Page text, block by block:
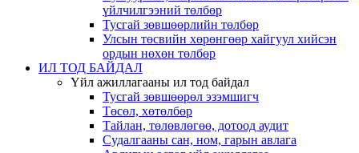
үйлчилгээний төлбөр
Тусгай зөвшөөрлийн төлбөр
Улсын төсвийн хөрөнгөөр хайгуул хийсэн
ордын нөхөн төлбөр
ИЛ ТОД БАЙДАЛ
Үйл ажиллагааны ил тод байдал
Тусгай зөвшөөрөл эзэмшигч
Төсөл, хөтөлбөр
Тайлан, төлөвлөгөө, дотоод аудит
Судалгааны сан, ном, гарын авлага